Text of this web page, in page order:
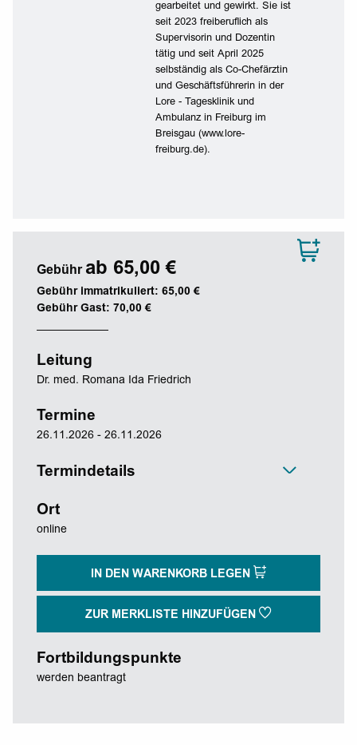
gearbeitet und gewirkt. Sie ist
seit 2023 freiberuflich als
Supervisorin und Dozentin
tätig und seit April 2025
selbständig als Co-Chefärztin
und Geschäftsführerin in der
Lore - Tagesklinik und
Ambulanz in Freiburg im
Breisgau (www.lore-
freiburg.de).
Gebühr ab 65,00 €
Gebühr immatrikuliert: 65,00 €
Gebühr Gast: 70,00 €
Leitung
Dr. med. Romana Ida Friedrich
Termine
26.11.2026 - 26.11.2026
Termindetails
Ort
online
IN DEN WARENKORB LEGEN
ZUR MERKLISTE HINZUFÜGEN
Fortbildungspunkte
werden beantragt